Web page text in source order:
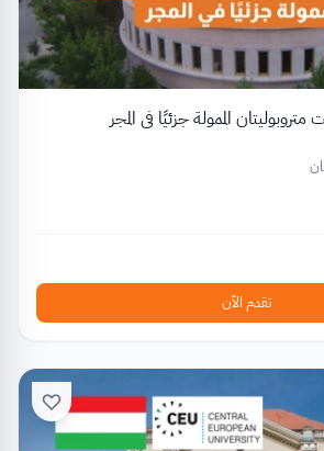
الممولة جزئيًا في المجر
تقدم الآن